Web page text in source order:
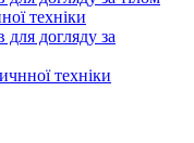
техніки
для догляду за
техніки